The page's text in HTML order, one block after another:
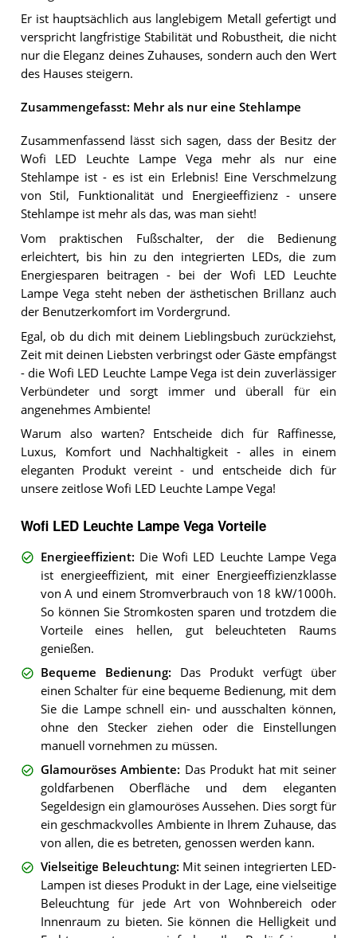
Er ist hauptsächlich aus langlebigem Metall gefertigt und
verspricht langfristige Stabilität und Robustheit, die nicht
nur die Eleganz deines Zuhauses, sondern auch den Wert
des Hauses steigern.
Zusammengefasst: Mehr als nur eine Stehlampe
Zusammenfassend lässt sich sagen, dass der Besitz der
Wofi LED Leuchte Lampe Vega mehr als nur eine
Stehlampe ist - es ist ein Erlebnis! Eine Verschmelzung
von Stil, Funktionalität und Energieeffizienz - unsere
Stehlampe ist mehr als das, was man sieht!
Vom praktischen Fußschalter, der die Bedienung
erleichtert, bis hin zu den integrierten LEDs, die zum
Energiesparen beitragen - bei der Wofi LED Leuchte
Lampe Vega steht neben der ästhetischen Brillanz auch
der Benutzerkomfort im Vordergrund.
Egal, ob du dich mit deinem Lieblingsbuch zurückziehst,
Zeit mit deinen Liebsten verbringst oder Gäste empfängst
- die Wofi LED Leuchte Lampe Vega ist dein zuverlässiger
Verbündeter und sorgt immer und überall für ein
angenehmes Ambiente!
Warum also warten? Entscheide dich für Raffinesse,
Luxus, Komfort und Nachhaltigkeit - alles in einem
eleganten Produkt vereint - und entscheide dich für
unsere zeitlose Wofi LED Leuchte Lampe Vega!
Wofi LED Leuchte Lampe Vega Vorteile
Energieeffizient: Die Wofi LED Leuchte Lampe Vega
ist energieeffizient, mit einer Energieeffizienzklasse
von A und einem Stromverbrauch von 18 kW/1000h.
So können Sie Stromkosten sparen und trotzdem die
Vorteile eines hellen, gut beleuchteten Raums
genießen.
Bequeme Bedienung: Das Produkt verfügt über
einen Schalter für eine bequeme Bedienung, mit dem
Sie die Lampe schnell ein- und ausschalten können,
ohne den Stecker ziehen oder die Einstellungen
manuell vornehmen zu müssen.
Glamouröses Ambiente: Das Produkt hat mit seiner
goldfarbenen Oberfläche und dem eleganten
Segeldesign ein glamouröses Aussehen. Dies sorgt für
ein geschmackvolles Ambiente in Ihrem Zuhause, das
von allen, die es betreten, genossen werden kann.
Vielseitige Beleuchtung: Mit seinen integrierten LED-
Lampen ist dieses Produkt in der Lage, eine vielseitige
Beleuchtung für jede Art von Wohnbereich oder
Innenraum zu bieten. Sie können die Helligkeit und